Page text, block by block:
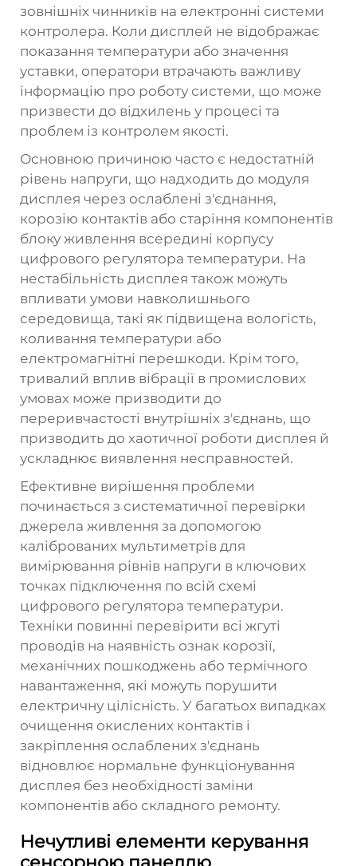
зовнішніх чинників на електронні системи
контролера. Коли дисплей не відображає
показання температури або значення
уставки, оператори втрачають важливу
інформацію про роботу системи, що може
призвести до відхилень у процесі та
проблем із контролем якості.
Основною причиною часто є недостатній
рівень напруги, що надходить до модуля
дисплея через ослаблені з'єднання,
корозію контактів або старіння компонентів
блоку живлення всередині корпусу
цифрового регулятора температури. На
нестабільність дисплея також можуть
впливати умови навколишнього
середовища, такі як підвищена вологість,
коливання температури або
електромагнітні перешкоди. Крім того,
тривалий вплив вібрації в промислових
умовах може призводити до
переривчастості внутрішніх з'єднань, що
призводить до хаотичної роботи дисплея й
ускладнює виявлення несправностей.
Ефективне вирішення проблеми
починається з систематичної перевірки
джерела живлення за допомогою
каліброваних мультиметрів для
вимірювання рівнів напруги в ключових
точках підключення по всій схемі
цифрового регулятора температури.
Техніки повинні перевірити всі жгуті
проводів на наявність ознак корозії,
механічних пошкоджень або термічного
навантаження, які можуть порушити
електричну цілісність. У багатьох випадках
очищення окислених контактів і
закріплення ослаблених з'єднань
відновлює нормальне функціонування
дисплея без необхідності заміни
компонентів або складного ремонту.
Нечутливі елементи керування